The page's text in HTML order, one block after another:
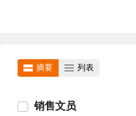
摘要 列表
销售文员